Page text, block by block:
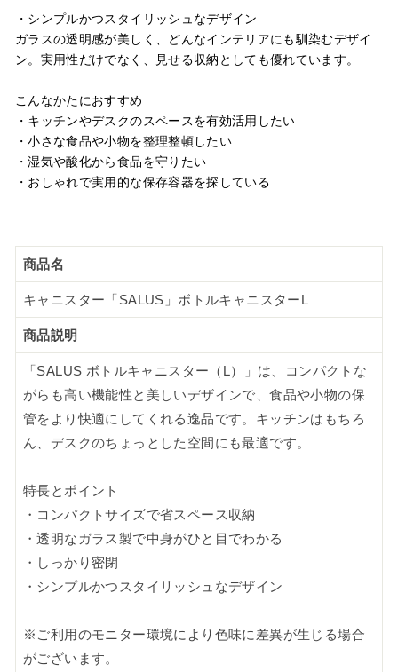
・シンプルかつスタイリッシュなデザイン
ガラスの透明感が美しく、どんなインテリアにも馴染むデザイ
ン。実用性だけでなく、見せる収納としても優れています。
こんなかたにおすすめ
・キッチンやデスクのスペースを有効活用したい
・小さな食品や小物を整理整頓したい
・湿気や酸化から食品を守りたい
・おしゃれで実用的な保存容器を探している
商品名
キャニスター「SALUS」ボトルキャニスターL
商品説明
「SALUS ボトルキャニスター（L）」は、コンパクトな
がらも高い機能性と美しいデザインで、食品や小物の保
管をより快適にしてくれる逸品です。キッチンはもちろ
ん、デスクのちょっとした空間にも最適です。
特長とポイント
・コンパクトサイズで省スペース収納
・透明なガラス製で中身がひと目でわかる
・しっかり密閉
・シンプルかつスタイリッシュなデザイン
※ご利用のモニター環境により色味に差異が生じる場合
がございます。